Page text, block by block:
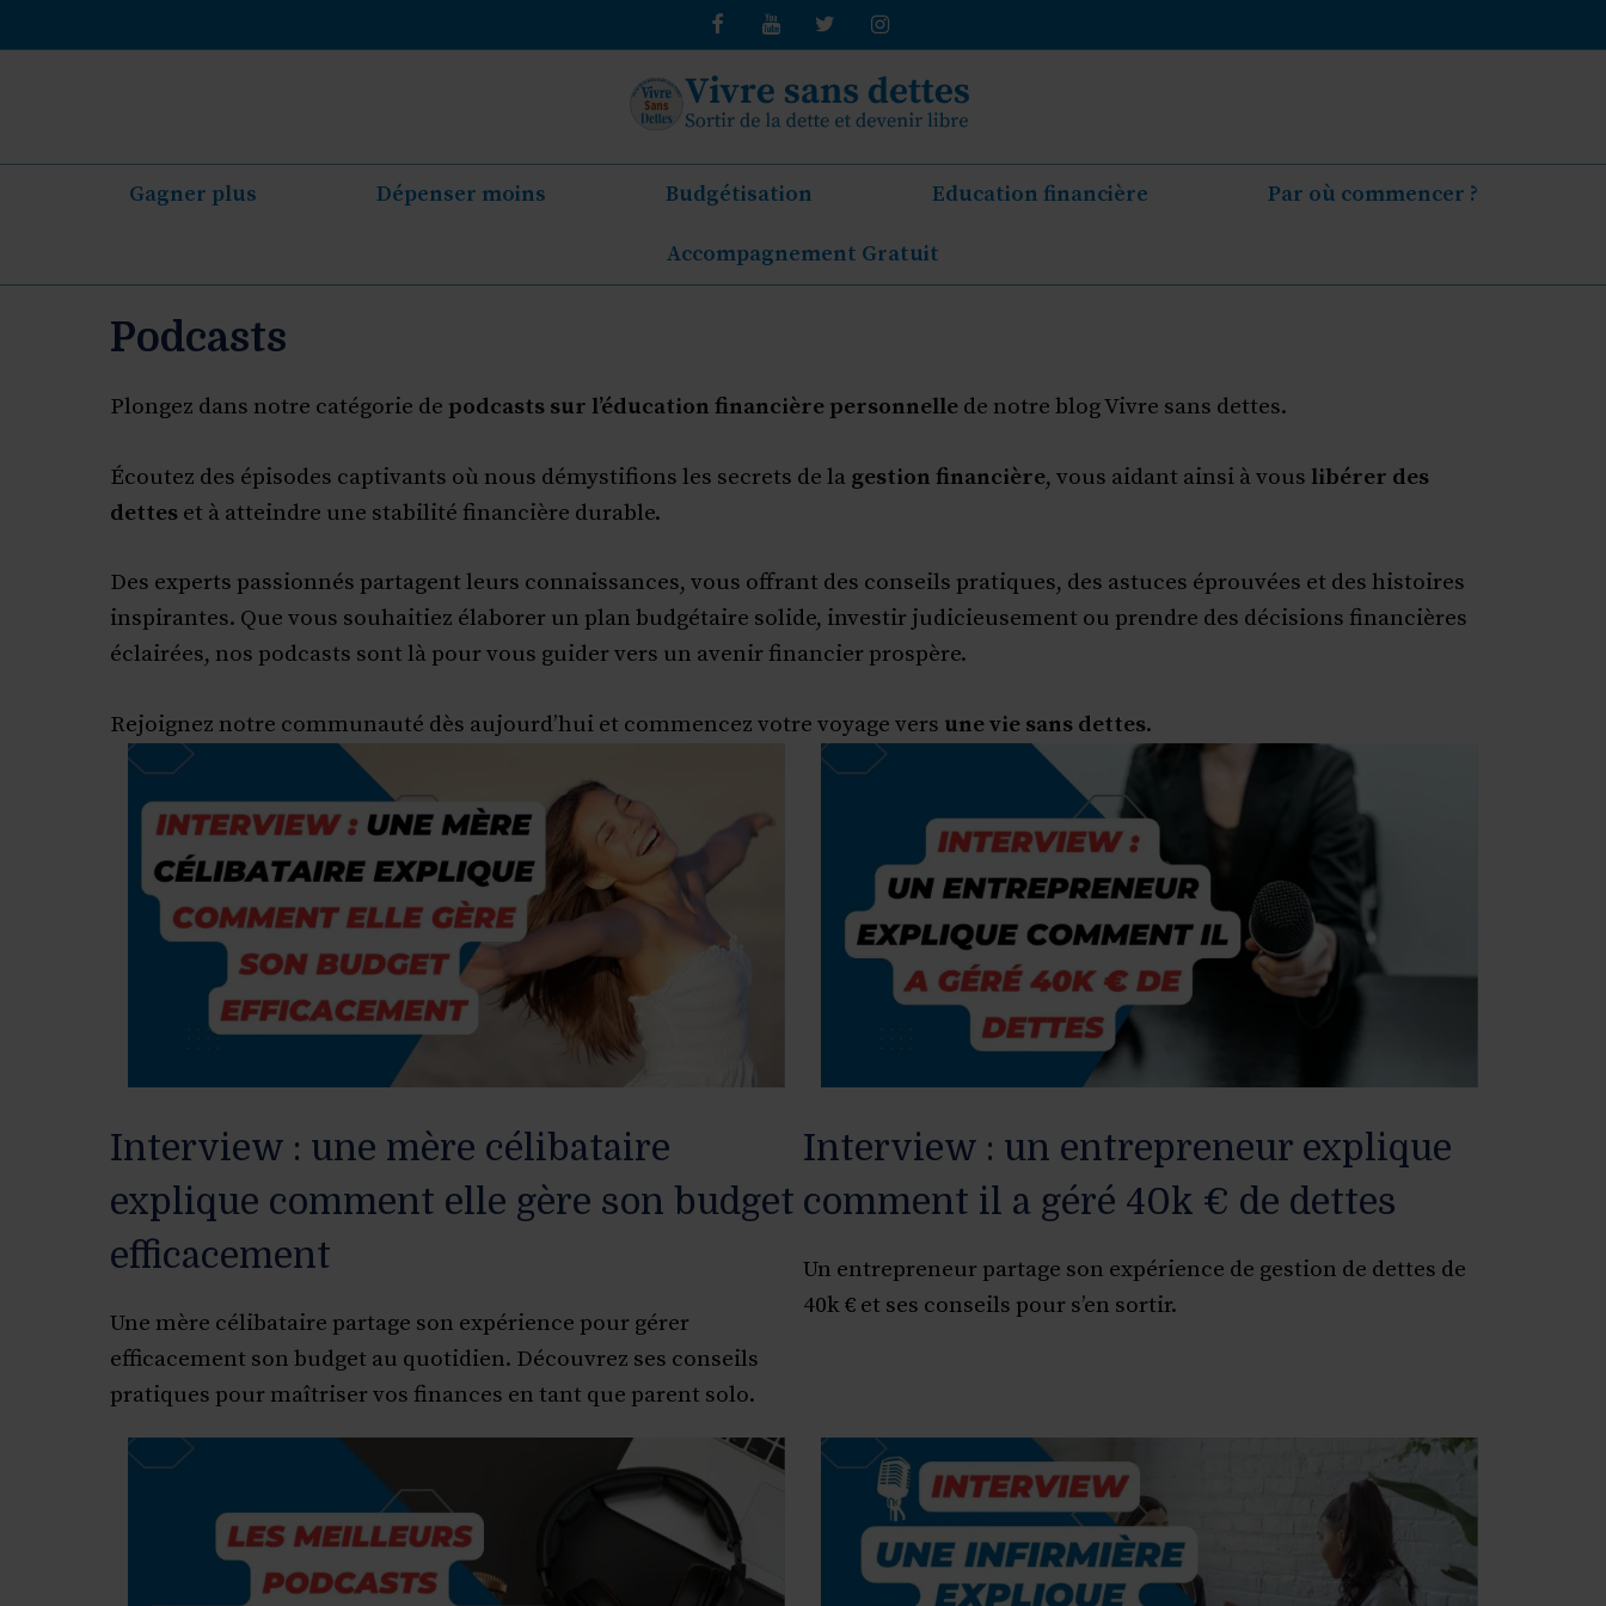
au
Gagner plus Dépenser moins Budgétisation Education financière Par où commencer ?
Accompagnement Gratuit
Podcasts
Plongez dans notre catégorie de podcasts sur l’éducation financière personnelle de notre blog Vivre sans dettes.
Écoutez des épisodes captivants où nous démystifions les secrets de la gestion financière, vous aidant ainsi à vous libérer des
dettes et à atteindre une stabilité financière durable.
Des experts passionnés partagent leurs connaissances, vous offrant des conseils pratiques, des astuces éprouvées et des histoires
inspirantes. Que vous souhaitiez élaborer un plan budgétaire solide, investir judicieusement ou prendre des décisions financières
éclairées, nos podcasts sont là pour vous guider vers un avenir financier prospère.
Rejoignez notre communauté dès aujourd’hui et commencez votre voyage vers une vie sans dettes.
Interview : une mère célibataire
explique comment elle gère son budget
efficacement
Une mère célibataire partage son expérience pour gérer
efficacement son budget au quotidien. Découvrez ses conseils
pratiques pour maîtriser vos finances en tant que parent solo.
Interview : un entrepreneur explique
comment il a géré 40k € de dettes
Un entrepreneur partage son expérience de gestion de dettes de
40k € et ses conseils pour s’en sortir.